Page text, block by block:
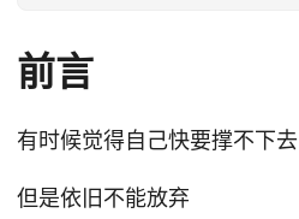
前言
有时候觉得自己快要撑不下去
但是依旧不能放弃